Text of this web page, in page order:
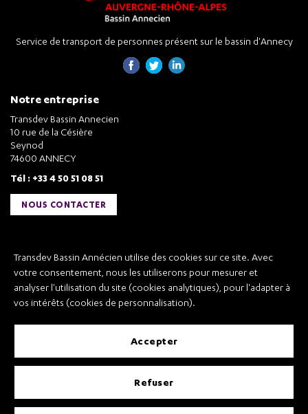
Transdev Bassin Annécien utilise des cookies sur ce site. Avec
votre consentement, nous les utiliserons pour mesurer et
analyser l'utilisation du site (cookies analytiques), pour l'adapter à
vos intérêts (cookies de personnalisation).
accepter
refuser
Service de transport de personnes présent sur le bassin d'Annecy
Notre entreprise
Transdev Bassin Annecien
10 rue de la Césière
Seynod
74600 ANNECY
Tél : +33 4 50 51 08 51
NOUS CONTACTER
Transdev Bassin Annécien
Recrutement
Conditions Générales de Vente et Transport
Conditions Générales d’Utilisation
Règlement